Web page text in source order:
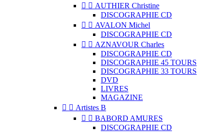
  AUTHIER Christine
DISCOGRAPHIE CD
  AVALON Michel
DISCOGRAPHIE CD
  AZNAVOUR Charles
DISCOGRAPHIE CD
DISCOGRAPHIE 45 TOURS
DISCOGRAPHIE 33 TOURS
DVD
LIVRES
MAGAZINE
  Artistes B
  BABORD AMURES
DISCOGRAPHIE CD